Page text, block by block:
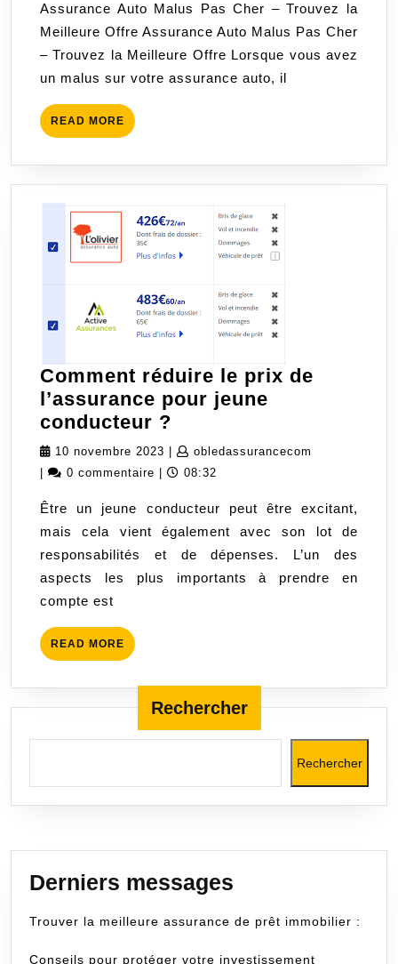
Malus
Pas
Cher
Adaptée
à
Vos
Assurance Auto Malus Pas Cher – Trouvez la
Meilleure Offre Assurance Auto Malus Pas Cher
– Trouvez la Meilleure Offre Lorsque vous avez
un malus sur votre assurance auto, il
READ MORE READ
MORE
Comment réduire le prix de
l’assurance pour jeune
conducteur ?
réduire
le
de
l’assurance
pour
jeune
10 novembre 2023 10
novembre
obledassurancecom
0 commentaire 08:32
Être un jeune conducteur peut être excitant,
mais cela vient également avec son lot de
responsabilités et de dépenses. L’un des
aspects les plus importants à prendre en
compte est
READ MORE READ
MORE
Rechercher
Rechercher
Derniers messages
Trouver la meilleure assurance de prêt immobilier :
Conseils pour protéger votre investissement